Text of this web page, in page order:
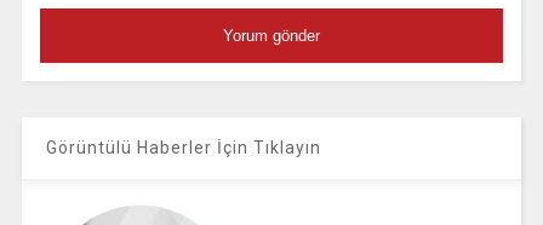
Görüntülü Haberler İçin Tıklayın